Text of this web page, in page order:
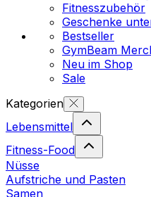
Fitnesszubehör
Geschenke
Bestseller
GymBeam
Neu im Shop
Sale
Kategorien
Lebensmittel
Fitness-Food
Nüsse
Aufstriche und Pasten
Samen